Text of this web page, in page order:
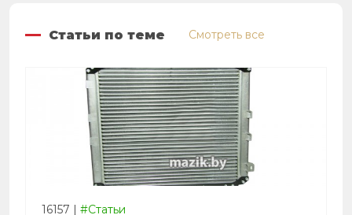
Статьи по теме Смотреть все
16157 | #Статьи